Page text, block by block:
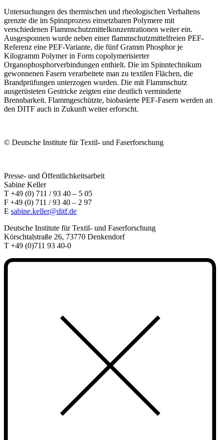
Untersuchungen des thermischen und rheologischen Verhaltens
grenzte die im Spinnprozess einsetzbaren Polymere mit
verschiedenen Flammschutzmittelkonzentrationen weiter ein.
Ausgesponnen wurde neben einer flammschutzmittelfreien PEF-
Referenz eine PEF-Variante, die fünf Gramm Phosphor je
Kilogramm Polymer in Form copolymerisierter
Organophosphorverbindungen enthielt. Die im Spinntechnikum
gewonnenen Fasern verarbeitete man zu textilen Flächen, die
Brandprüfungen unterzogen wurden. Die mit Flammschutz
ausgerüsteten Gestricke zeigten eine deutlich verminderte
Brennbarkeit. Flammgeschützte, biobasierte PEF-Fasern werden an
den DITF auch in Zukunft weiter erforscht.
© Deutsche Institute für Textil- und Faserforschung
Presse- und Öffentlichkeitsarbeit
Sabine Keller
T +49 (0) 711 / 93 40 – 5 05
F +49 (0) 711 / 93 40 – 2 97
E sabine.keller@ditf.de
Deutsche Institute für Textil- und Faserforschung
Körschtalstraße 26, 73770 Denkendorf
T +49 (0)711 93 40-0